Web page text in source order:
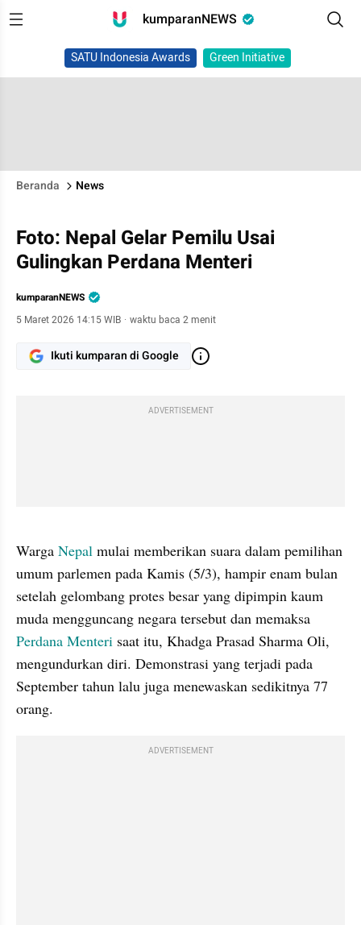
kumparanNEWS
SATU Indonesia Awards Green Initiative
Beranda News
Foto: Nepal Gelar Pemilu Usai
Gulingkan Perdana Menteri
kumparanNEWS
5 Maret 2026 14:15 WIB · waktu baca 2 menit
Ikuti kumparan di Google
ADVERTISEMENT
Warga Nepal mulai memberikan suara dalam pemilihan
umum parlemen pada Kamis (5/3), hampir enam bulan
setelah gelombang protes besar yang dipimpin kaum
Perdana Menteri saat itu, Khadga Prasad Sharma Oli,
mengundurkan diri. Demonstrasi yang terjadi pada
September tahun lalu juga menewaskan sedikitnya 77
orang.
ADVERTISEMENT